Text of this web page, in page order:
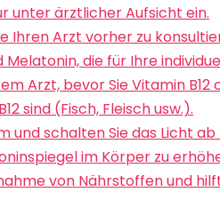
unter ärztlicher Aufsicht ein.
Ihren Arzt vorher zu
die für Ihre
Arzt, bevor Sie Vitamin
sind (Fisch, Fleisch usw.).
schalten Sie das Licht
im Körper zu
von Nährstoffen und